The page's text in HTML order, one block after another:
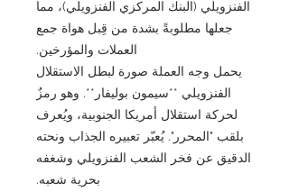
الفنزويلي (البنك المركزي الفنزويلي)، مما
جعلها مطلوبةً بشدة من قِبل هواة جمع
العملات والمؤرخين.
يحمل وجه العملة صورة لبطل الاستقلال
الفنزويلي **سيمون بوليفار**. وهو رمزٌ
لحركة استقلال أمريكا الجنوبية، ويُعرف
بلقب "المحرر". يُعبّر تعبيره الجذاب ونحته
الدقيق عن فخر الشعب الفنزويلي وشغفه
بحرية شعبه.